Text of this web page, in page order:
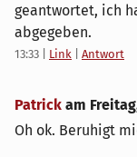
geantwortet, ich
abgegeben.
13:33 Link Antwort
Patrick am
Oh ok. Beruhigt